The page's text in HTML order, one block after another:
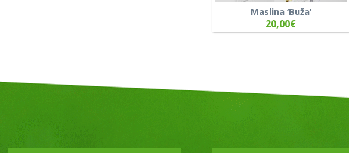
Maslina ‘Buža’
20,00€